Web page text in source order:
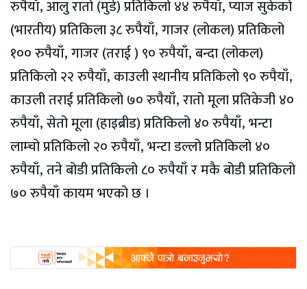
रुपैयाँ, आलु रातो (मुडे) प्रतिकिलो ४४ रुपैयाँ, प्याज सुकेको
(भारतीय) प्रतिकिला ३८ रुपैयाँ, गाजर (लोकल) प्रतिकिलो
१०० रुपैयाँ, गाजर (तराई ) ९० रुपैयाँ, बन्दा (लोकल)
प्रतिकिलो २२ रुपैयाँ, काउली स्थानीय प्रतिकिलो ९० रुपैयाँ,
काउली तराई प्रतिकिलो ७० रुपैयाँ, रातो मूला प्रतिकेजी ४०
रुपैयाँ, सेतो मूला (हाइब्रीड) प्रतिकिलो ४० रुपैयाँ, भन्टा
लाम्चो प्रतिकिलो २० रुपैयाँ, भन्टा डल्लो प्रतिकिलो ४०
रुपैयाँ, तने बोडी प्रतिकिलो ८० रुपैयाँ र मकै बोडी प्रतिकिलो
७० रुपैयाँ कायम भएको छ ।